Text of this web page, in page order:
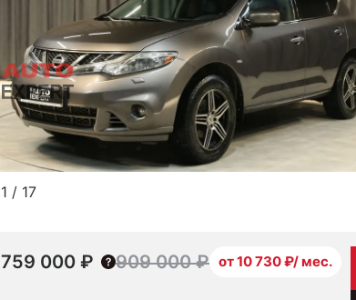
1 / 17
759 000 ₽ 909 000 ₽ от 10 730 ₽/ мес.